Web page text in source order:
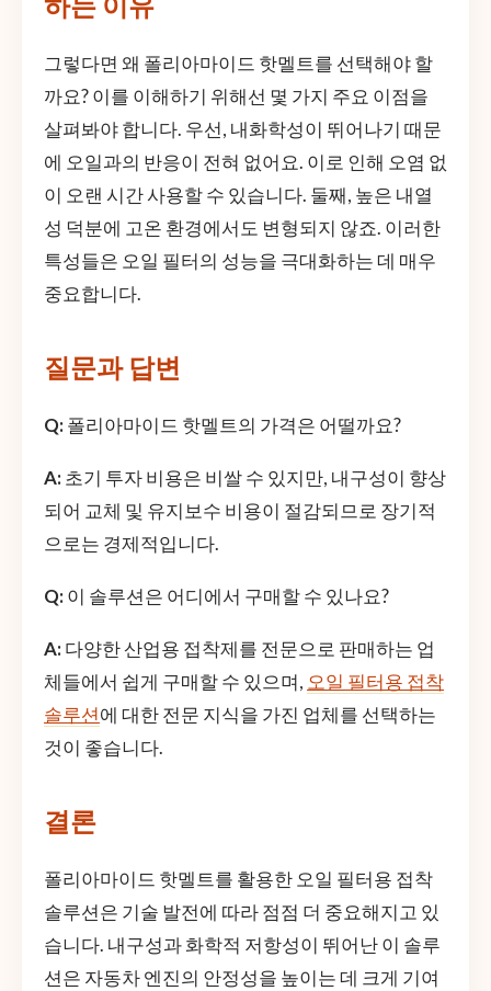
그렇다면 왜 폴리아마이드 핫멜트를 선택해야 할
까요? 이를 이해하기 위해선 몇 가지 주요 이점을
살펴봐야 합니다. 우선, 내화학성이 뛰어나기 때문
에 오일과의 반응이 전혀 없어요. 이로 인해 오염 없
이 오랜 시간 사용할 수 있습니다. 둘째, 높은 내열
성 덕분에 고온 환경에서도 변형되지 않죠. 이러한
특성들은 오일 필터의 성능을 극대화하는 데 매우
중요합니다.
질문과 답변
Q: 폴리아마이드 핫멜트의 가격은 어떨까요?
A: 초기 투자 비용은 비쌀 수 있지만, 내구성이 향상
되어 교체 및 유지보수 비용이 절감되므로 장기적
으로는 경제적입니다.
Q: 이 솔루션은 어디에서 구매할 수 있나요?
A: 다양한 산업용 접착제를 전문으로 판매하는 업
체들에서 쉽게 구매할 수 있으며, 오일 필터용 접착
솔루션에 대한 전문 지식을 가진 업체를 선택하는
것이 좋습니다.
결론
폴리아마이드 핫멜트를 활용한 오일 필터용 접착
솔루션은 기술 발전에 따라 점점 더 중요해지고 있
습니다. 내구성과 화학적 저항성이 뛰어난 이 솔루
션은 자동차 엔진의 안정성을 높이는 데 크게 기여